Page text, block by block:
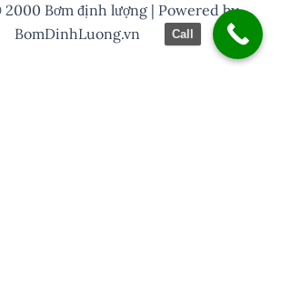
Bơm định lượng | Powered by
BomDinhLuong.vn
Call